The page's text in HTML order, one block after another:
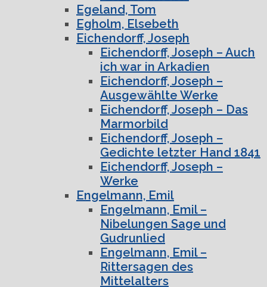
Egeland, Tom
Egholm, Elsebeth
Eichendorff, Joseph
Eichendorff, Joseph – Auch
ich war in Arkadien
Eichendorff, Joseph –
Ausgewählte Werke
Eichendorff, Joseph – Das
Marmorbild
Eichendorff, Joseph –
Gedichte letzter Hand 1841
Eichendorff, Joseph –
Werke
Engelmann, Emil
Engelmann, Emil –
Nibelungen Sage und
Gudrunlied
Engelmann, Emil –
Rittersagen des
Mittelalters